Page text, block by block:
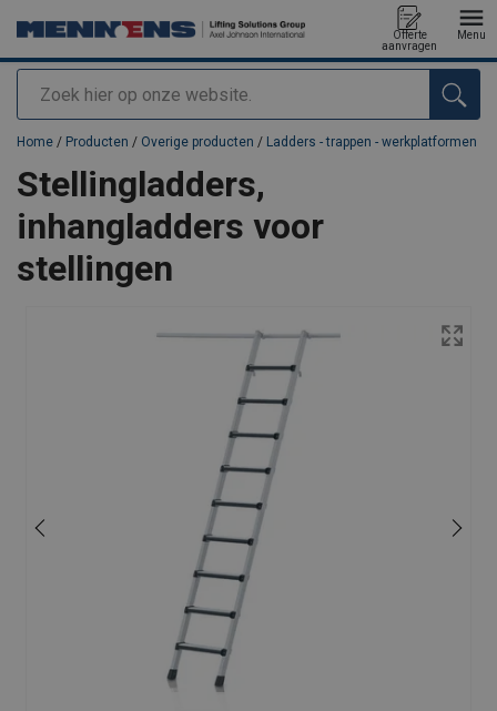
Zoeken
Offerte
aanvragen
Menu
toegevoegd aan uw offerte
Home / Producten / Overige producten / Ladders - trappen - werkplatformen
Stellingladders,
inhangladders voor
stellingen